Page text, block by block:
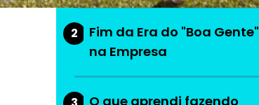
2
Fim da Era do "Boa Gente"
na Empresa
O que aprendi fazendo